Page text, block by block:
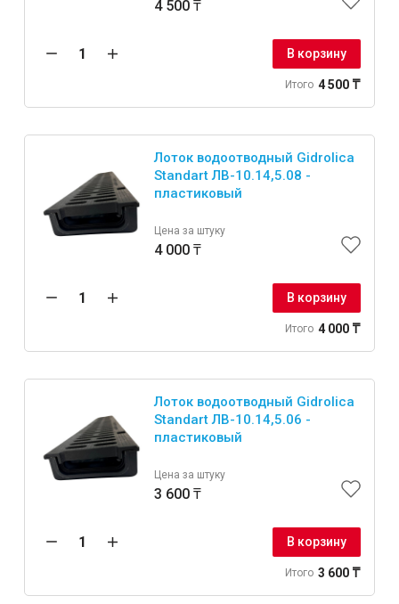
4 500 ₸
В корзину
Итого 4 500 ₸
Лоток водоотводный Gidrolica
Standart ЛВ-10.14,5.08 -
пластиковый
Цена за штуку
4 000 ₸
В корзину
Итого 4 000 ₸
Лоток водоотводный Gidrolica
Standart ЛВ-10.14,5.06 -
пластиковый
Цена за штуку
3 600 ₸
В корзину
Итого 3 600 ₸